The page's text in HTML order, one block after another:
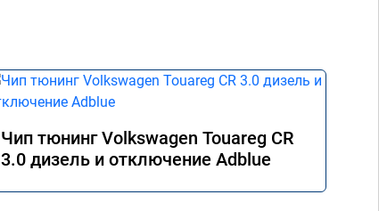
Чип тюнинг Volkswagen Touareg CR
3.0 дизель и отключение Adblue